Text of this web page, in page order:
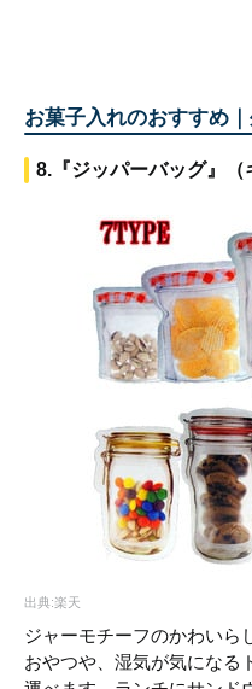
お菓子入れのおすすめ
8.『ジッパーバッグ』（
出典:楽天
ジャーモチーフのかわいら
おやつや、湿気が気になる